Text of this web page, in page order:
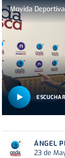
Movida
ESCUCHAR
ÁNGEL
23 de